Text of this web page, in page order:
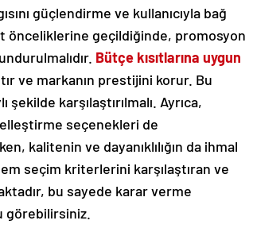
güçlendirme ve kullanıcıyla bağ
önceliklerine geçildiğinde, promosyon
Bütçe kısıtlarına uygun
ve markanın prestijini korur. Bu
karşılaştırılmalı. Ayrıca,
seçenekleri de
kalitenin ve dayanıklılığın da ihmal
seçim kriterlerini karşılaştıran ve
bu sayede karar verme
görebilirsiniz.